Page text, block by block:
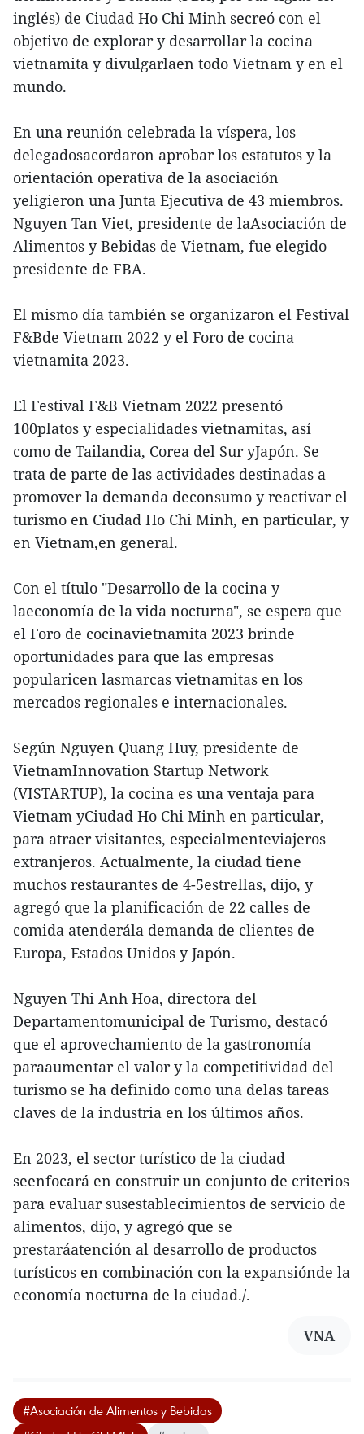
inglés) de Ciudad Ho Chi Minh secreó con el
objetivo de explorar y desarrollar la cocina
vietnamita y divulgarlaen todo Vietnam y en el
mundo.
En una reunión celebrada la víspera, los
delegadosacordaron aprobar los estatutos y la
orientación operativa de la asociación
yeligieron una Junta Ejecutiva de 43 miembros.
Nguyen Tan Viet, presidente de laAsociación de
Alimentos y Bebidas de Vietnam, fue elegido
presidente de FBA.
El mismo día también se organizaron el Festival
F&Bde Vietnam 2022 y el Foro de cocina
vietnamita 2023.
El Festival F&B Vietnam 2022 presentó
100platos y especialidades vietnamitas, así
como de Tailandia, Corea del Sur yJapón. Se
trata de parte de las actividades destinadas a
promover la demanda deconsumo y reactivar el
turismo en Ciudad Ho Chi Minh, en particular, y
en Vietnam,en general.
Con el título "Desarrollo de la cocina y
laeconomía de la vida nocturna", se espera que
el Foro de cocinavietnamita 2023 brinde
oportunidades para que las empresas
popularicen lasmarcas vietnamitas en los
mercados regionales e internacionales.
Según Nguyen Quang Huy, presidente de
VietnamInnovation Startup Network
(VISTARTUP), la cocina es una ventaja para
Vietnam yCiudad Ho Chi Minh en particular,
para atraer visitantes, especialmenteviajeros
extranjeros. Actualmente, la ciudad tiene
muchos restaurantes de 4-5estrellas, dijo, y
agregó que la planificación de 22 calles de
comida atenderála demanda de clientes de
Europa, Estados Unidos y Japón.
Nguyen Thi Anh Hoa, directora del
Departamentomunicipal de Turismo, destacó
que el aprovechamiento de la gastronomía
paraaumentar el valor y la competitividad del
turismo se ha definido como una delas tareas
claves de la industria en los últimos años.
En 2023, el sector turístico de la ciudad
seenfocará en construir un conjunto de criterios
para evaluar susestablecimientos de servicio de
alimentos, dijo, y agregó que se
prestaráatención al desarrollo de productos
turísticos en combinación con la expansiónde la
economía nocturna de la ciudad./.
VNA
#Asociación de Alimentos y Bebidas